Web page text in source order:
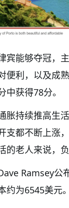
宾能够夺冠，
便利，以及成
中获得78分。
胀持续推高生
支都不断上涨
的老人来说，
Ramsey公
为6545美元。